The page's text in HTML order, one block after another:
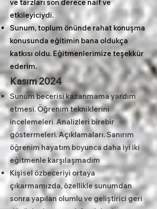
ve tarzları son derece naif ve
etkileyiciydi.
Sunum, toplum önünde rahat konuşma
konusunda eğitimin bana oldukça
katkısı oldu. Eğitmenlerimize teşekkür
ederim.
Kasım 2024
Sunum becerisi kazanmama yardım
etmesi. Öğrenim tekniklerini
incelemeleri. Analizleri birebir
göstermeleri. Açıklamaları. Sanırım
öğrenim hayatım boyunca daha iyi iki
eğitmenle karşılaşmadım
Kişisel özbeceriyi ortaya
çıkarmamızda, özellikle sunumdan
sonra yapılan olumlu ve geliştirici geri